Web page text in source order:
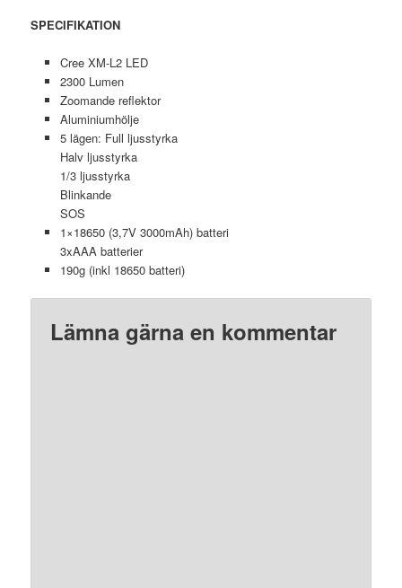
SPECIFIKATION
Cree XM-L2 LED
2300 Lumen
Zoomande reflektor
Aluminiumhölje
5 lägen: Full ljusstyrka
Halv ljusstyrka
1/3 ljusstyrka
Blinkande
SOS
1×18650 (3,7V 3000mAh) batteri
3xAAA batterier
190g (inkl 18650 batteri)
Lämna gärna en kommentar